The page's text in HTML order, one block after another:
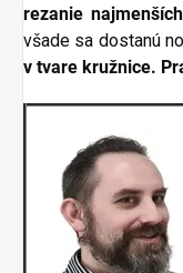
rezanie
všade sa dostanú
v tvare kružnice.